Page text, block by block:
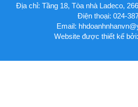
Địa chỉ: Tầng 18, Tòa nhà Ladeco,
Điện thoại: 024-
Email:
Website được thiết kế